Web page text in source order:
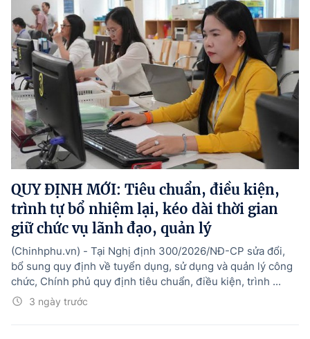
QUY ĐỊNH MỚI: Tiêu chuẩn, điều kiện,
trình tự bổ nhiệm lại, kéo dài thời gian
giữ chức vụ lãnh đạo, quản lý
3 ngày trước
(Chinhphu.vn) - Tại Nghị định 300/2026/NĐ-CP sửa đổi,
bổ sung quy định về tuyển dụng, sử dụng và quản lý công
chức, Chính phủ quy định tiêu chuẩn, điều kiện, trình ...